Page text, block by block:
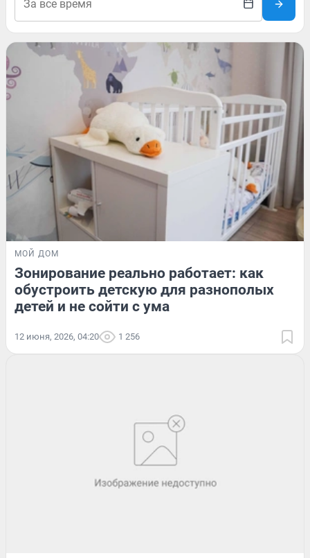
МОЙ ДОМ
Зонирование реально работает: как
обустроить детскую для разнополых
детей и не сойти с ума
12 июня, 2026, 04:20 1 256